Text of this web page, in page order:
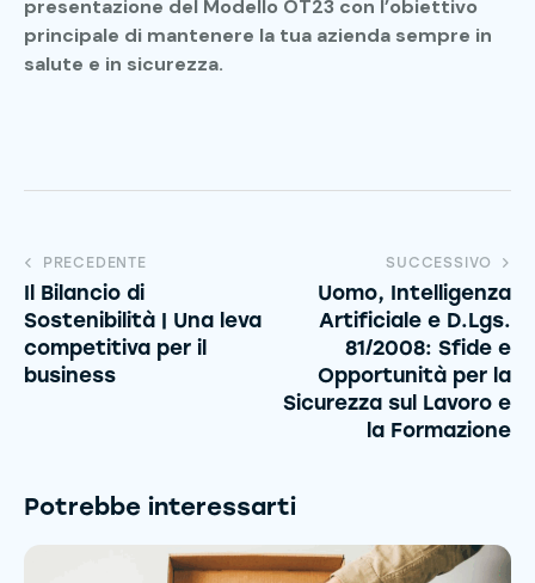
presentazione del Modello OT23 con l’obiettivo
principale di mantenere la tua azienda sempre in
salute e in sicurezza.
PRECEDENTE
Il Bilancio di
Sostenibilità | Una leva
competitiva per il
business
SUCCESSIVO
Uomo, Intelligenza
Artificiale e D.Lgs.
81/2008: Sfide e
Opportunità per la
Sicurezza sul Lavoro e
la Formazione
Potrebbe interessarti